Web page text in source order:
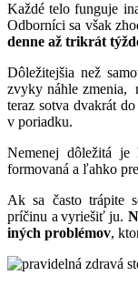
Každé telo funguje
Odborníci sa však
denne až trikrát
Dôležitejšia než
zvyky náhle zmenia,
teraz sotva dvakrát
v poriadku.
Nemenej dôležitá je
formovaná a ľahko
Ak sa často trápite
príčinu a vyriešiť ju.
iných problémov,